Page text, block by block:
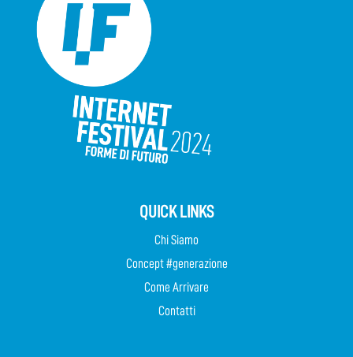
QUICK LINKS
Chi Siamo
Concept #generazione
Come Arrivare
Contatti